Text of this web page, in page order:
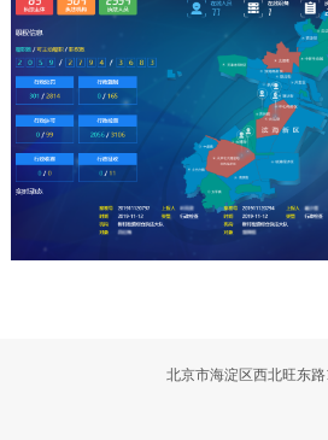
北京市海淀区西北旺东